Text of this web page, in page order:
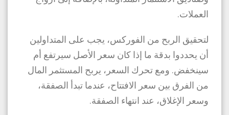
العملات.
لتحقيق الربح من الفوركس، يجب على المتداولين
أن يحددوا بدقة ما إذا كان سعر الأصل سيرتفع أم
سينخفض. ومع تحرك السعر، يربح المستثمر المال
من الفرق بين سعر الافتتاح، عندما تبدأ الصفقة،
وسعر الإغلاق، عند انتهاء الصفقة.